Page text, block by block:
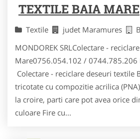
TEXTILE BAIA MARE
Textile judet Maramures
MONDOREK SRLColectare -
Mare0756.054.102 / 0744.785.206
Colectare - reciclare deseuri textile
tricotate cu compozitie acrilica
la croire, parti care pot avea orice
culoare Fire cu...